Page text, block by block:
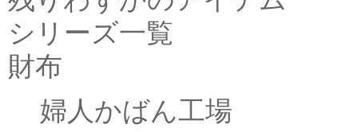
シリーズ一覧
財布
婦人かばん工場